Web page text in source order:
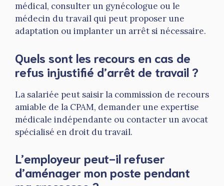
médical, consulter un gynécologue ou le
médecin du travail qui peut proposer une
adaptation ou implanter un arrêt si nécessaire.
Quels sont les recours en cas de
refus injustifié d’arrêt de travail ?
La salariée peut saisir la commission de recours
amiable de la CPAM, demander une expertise
médicale indépendante ou contacter un avocat
spécialisé en droit du travail.
L’employeur peut-il refuser
d’aménager mon poste pendant